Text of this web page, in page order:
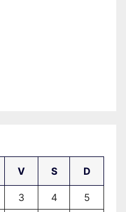
V S D
3 4 5